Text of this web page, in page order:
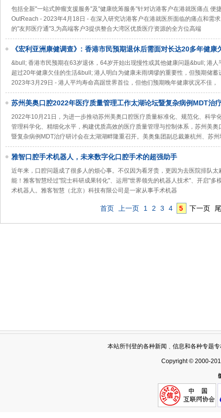
包括全新"一站式肿瘤支援服务"及"健康统筹服务"针对访港客户在港就医痛点 便
OutReach - 2023年4月18日 - 在深入研究访港客户在港就医所面临的痛点和需
的"友邦医疗通"3,为高端客户3提供整合大湾区优质医疗资源的全方位高端
《宏利亚洲康健调查》: 香港市民预期退休后需面对长达20多年健康
&bull; 香港市民预期在63岁退休，64岁开始出现慢性或其他健康问题&bull; 港
超过20年健康欠佳的生活&bull; 港人明白为健康未雨绸缪的重要性，但预期储
2023年3月29日 - 港人平均寿命高踞世界首位，但他们预期晚年健康状况不佳，
苏州美奥口腔2022年医疗质量管理工作太湖论坛暨复杂病例MDT治
2022年10月21日，为进一步推动苏州美奥口腔医疗质量标准化、规范化、科学
管理科学化、精细化水平，构建优质高效的医疗质量管理与控制体系，苏州美
暨复杂病例MDT治疗研讨会在太湖湖畔隆重召开。美奥集团副总裁兼杭州、苏
雅智口腔手术机器人，未来数字化口腔手术的超强助手
近年来，口腔问题成了很多人的烦心事。不仅因为看牙贵，更因为去医院排队
能！雅客智慧经过"院士科研成果转化"、运用"世界领先的机器人技术"、开启"多
术机器人。雅客智慧（北京）科技有限公司是一家从事手术机器
首页 上一页 1 2 3 4 5 下一页
本站所刊登的各种新闻﹑信息和各种专题
Copyright © 2000-